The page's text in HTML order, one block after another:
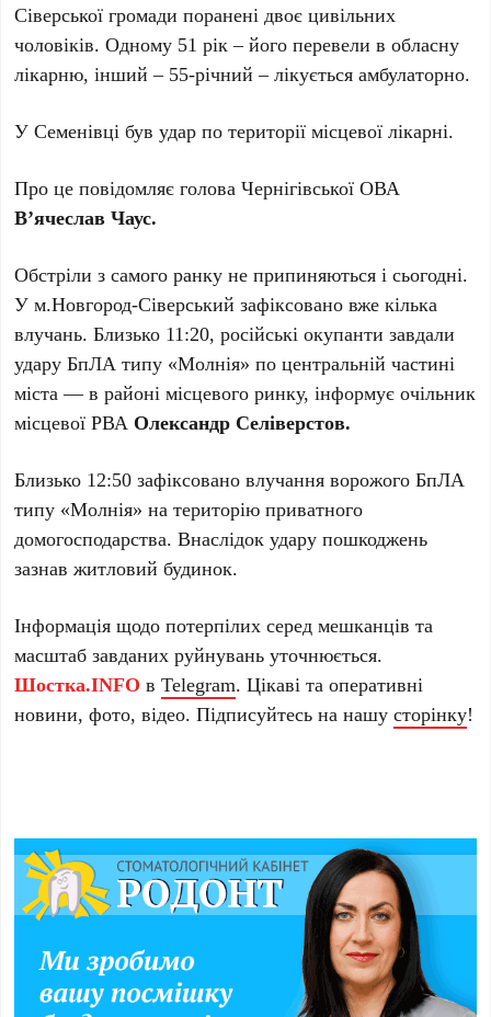
Сіверської громади поранені двоє цивільних
чоловіків. Одному 51 рік – його перевели в обласну
лікарню, інший – 55-річний – лікується амбулаторно.
У Семенівці був удар по території місцевої лікарні.
Про це повідомляє голова Чернігівської ОВА
В’ячеслав Чаус.
Обстріли з самого ранку не припиняються і сьогодні.
У м.Новгород-Сіверський зафіксовано вже кілька
влучань. Близько 11:20, російські окупанти завдали
удару БпЛА типу «Молнія» по центральній частині
міста — в районі місцевого ринку, інформує очільник
місцевої РВА Олександр Селіверстов.
Близько 12:50 зафіксовано влучання ворожого БпЛА
типу «Молнія» на територію приватного
домогосподарства. Внаслідок удару пошкоджень
зазнав житловий будинок.
Інформація щодо потерпілих серед мешканців та
масштаб завданих руйнувань уточнюється.
Шостка.INFO вTelegram. Цікаві та оперативні
новини, фото, відео. Підписуйтесь на нашусторінку!